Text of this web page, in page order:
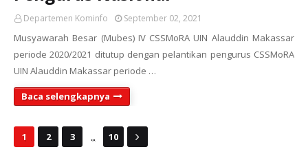
Departemen Kominfo September 02, 2021
Musyawarah Besar (Mubes) IV CSSMoRA UIN Alauddin Makassar
periode 2020/2021 ditutup dengan pelantikan pengurus CSSMoRA
UIN Alauddin Makassar periode …
Baca selengkapnya
1 2 3 ... 10